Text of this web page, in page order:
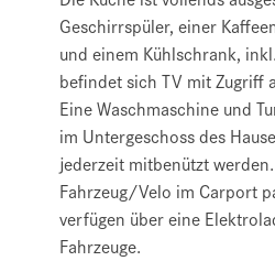
Geschirrspüler, einer
und einem Kühlschrank,
befindet sich TV mit Zugriff
Eine Waschmaschine und
im Untergeschoss des
jederzeit mitbenützt
Fahrzeug/Velo im Carport
verfügen über eine
Fahrzeuge.